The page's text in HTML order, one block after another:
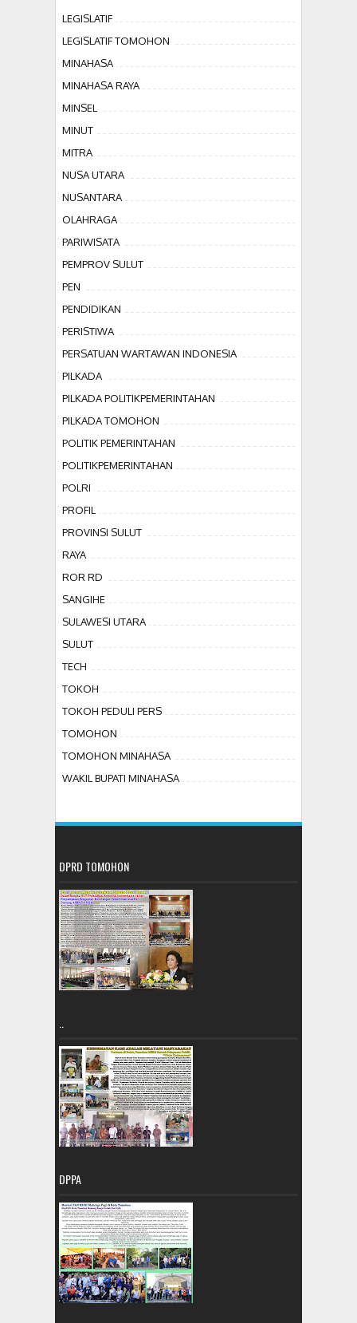
LEGISLATIF
LEGISLATIF TOMOHON
MINAHASA
MINAHASA RAYA
MINSEL
MINUT
MITRA
NUSA UTARA
NUSANTARA
OLAHRAGA
PARIWISATA
PEMPROV SULUT
PEN
PENDIDIKAN
PERISTIWA
PERSATUAN WARTAWAN INDONESIA
PILKADA
PILKADA POLITIKPEMERINTAHAN
PILKADA TOMOHON
POLITIK PEMERINTAHAN
POLITIKPEMERINTAHAN
POLRI
PROFIL
PROVINSI SULUT
RAYA
ROR RD
SANGIHE
SULAWESI UTARA
SULUT
TECH
TOKOH
TOKOH PEDULI PERS
TOMOHON
TOMOHON MINAHASA
WAKIL BUPATI MINAHASA
DPRD TOMOHON
DPPA